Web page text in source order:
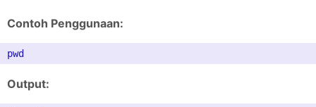
Contoh Penggunaan:
Output: